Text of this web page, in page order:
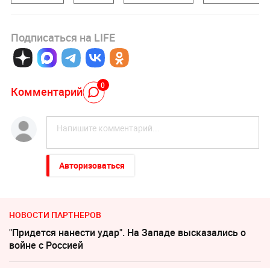
Подписаться на LIFE
Комментарий 0
Авторизоваться
НОВОСТИ ПАРТНЕРОВ
"Придется нанести удар". На Западе высказались о
войне с Россией